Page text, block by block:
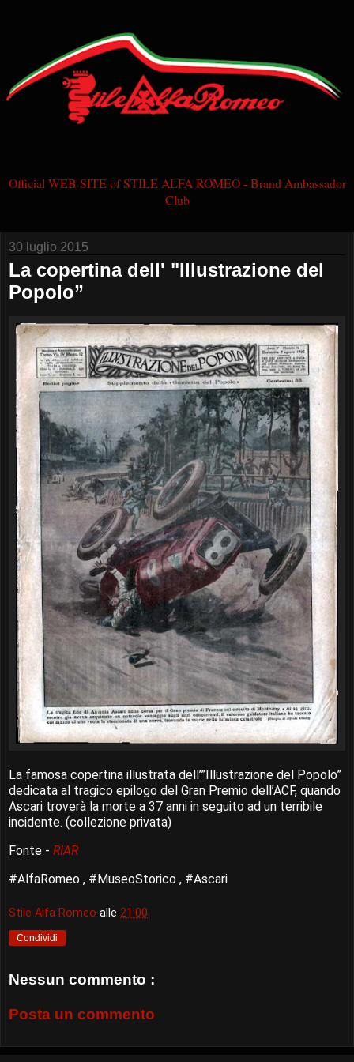
Official WEB SITE of STILE ALFA ROMEO - Brand Ambassador
Club
30 luglio 2015
La copertina dell' "Illustrazione del
Popolo”
La famosa copertina illustrata dell’”Illustrazione del Popolo”
dedicata al tragico epilogo del Gran Premio dell’ACF, quando
Ascari troverà la morte a 37 anni in seguito ad un terribile
incidente. (collezione privata)
Fonte - RIAR
#AlfaRomeo , #MuseoStorico , #Ascari
Stile Alfa Romeo alle 21:00
Condividi
Nessun commento :
Posta un commento